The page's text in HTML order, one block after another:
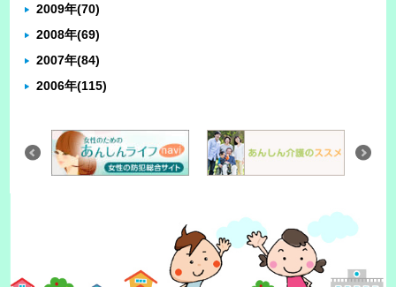
2009年(70)
2008年(69)
2007年(84)
2006年(115)